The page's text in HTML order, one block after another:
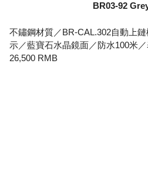
BR03-92
不鏽鋼材質／BR-CAL.302自動上
示／藍寶石水晶鏡面／防水100米
26,500 RMB